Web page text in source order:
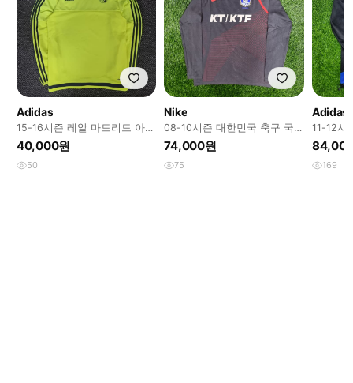
Adidas
15-16시즌 레알 마드리드 아디
다스 드릴탑
40,000원
50
Nike
08-10시즌 대한민국 축구 국
가대표 나이키 긴팔 트레이닝
74,000원
75
Adidas
11-12시
스 트레
169